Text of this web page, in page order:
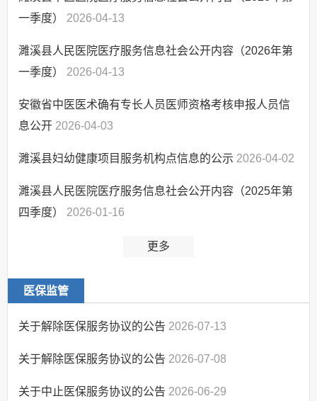
一季度） 2026-04-13
濉溪县人民医院医疗服务信息社会公开内容（2026年第
一季度） 2026-04-13
安徽省中医医术确有专长人员医师资格考核申报人员信
息公开 2026-04-03
濉溪县妇幼健康项目服务机构点信息的公示 2026-04-02
濉溪县人民医院医疗服务信息社会公开内容（2025年第
四季度） 2026-01-16
更多
医保监管
关于解除医保服务协议的公告 2026-07-13
关于解除医保服务协议的公告 2026-07-08
关于中止医保服务协议的公告 2026-06-29